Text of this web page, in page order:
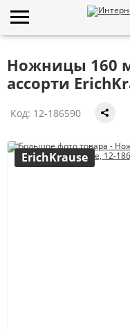
Ножницы 160
ассорти
Код: 12-186590
ErichKrause